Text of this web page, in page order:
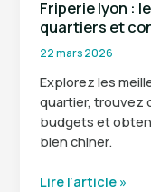
Friperie lyon :
quartiers et
22 mars 2026
Explorez les
quartier, trouvez
budgets et
bien chiner.
Friperie
Lire l’article »